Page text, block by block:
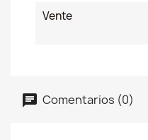
Vente
Comentarios (0)